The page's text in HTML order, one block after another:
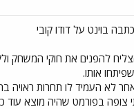
בוינט על דודו קובי
להפנים את חוקי המשחק
אותו.
לא העמיד לו תחרות ראויה
צופה בפורמט שהיה מוצא עוד